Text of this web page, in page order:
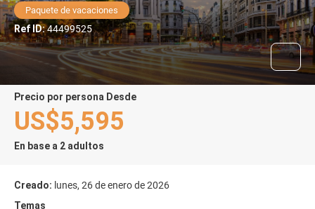
Paquete de vacaciones
Ref ID:44499525
precio por persona Desde
US$5,595
En base a 2 adultos
Creado: lunes, 26 de enero de 2026
Temas